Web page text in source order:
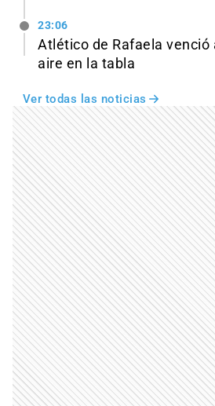
23:06
Atlético de Rafaela venció
aire en la tabla
Ver todas las noticias